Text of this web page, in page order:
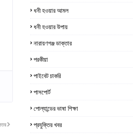
ধনী হওয়ার আমল
ধনী হওয়ার উপায়
নারায়ণগঞ্জ ডাক্তার
পরকীয়া
পাইবেট চাকরি
পাসপোর্ট
পোল্যান্ডের ভাষা শিক্ষা
প্রযুক্তির খবর